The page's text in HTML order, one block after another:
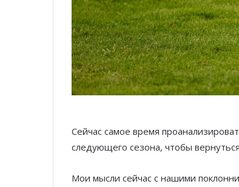
Сейчас самое время
следующего сезона, чтобы
Мои мысли сейчас с нашими